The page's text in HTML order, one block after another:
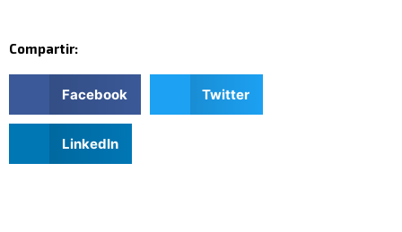
Compartir:
Facebook Twitter
LinkedIn